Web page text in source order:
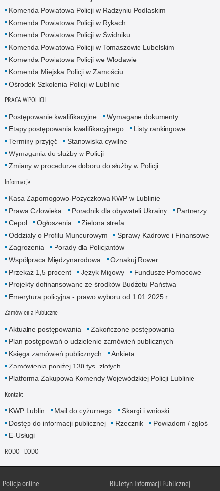
Komenda Powiatowa Policji w Radzyniu Podlaskim
Komenda Powiatowa Policji w Rykach
Komenda Powiatowa Policji w Świdniku
Komenda Powiatowa Policji w Tomaszowie Lubelskim
Komenda Powiatowa Policji we Włodawie
Komenda Miejska Policji w Zamościu
Ośrodek Szkolenia Policji w Lublinie
PRACA W POLICJI
Postępowanie kwalifikacyjne
Wymagane dokumenty
Etapy postępowania kwalifikacyjnego
Listy rankingowe
Terminy przyjęć
Stanowiska cywilne
Wymagania do służby w Policji
Zmiany w procedurze doboru do służby w Policji
Informacje
Kasa Zapomogowo-Pożyczkowa KWP w Lublinie
Prawa Człowieka
Poradnik dla obywateli Ukrainy
Partnerzy
Cepol
Ogłoszenia
Zielona strefa
Oddziały o Profilu Mundurowym
Sprawy Kadrowe i Finansowe
Zagrożenia
Porady dla Policjantów
Współpraca Międzynarodowa
Oznakuj Rower
Przekaż 1,5 procent
Język Migowy
Fundusze Pomocowe
Projekty dofinansowane ze środków Budżetu Państwa
Emerytura policyjna - prawo wyboru od 1.01.2025 r.
Zamówienia Publiczne
Aktualne postępowania
Zakończone postępowania
Plan postępowań o udzielenie zamówień publicznych
Księga zamówień publicznych
Ankieta
Zamówienia poniżej 130 tys. złotych
Platforma Zakupowa Komendy Wojewódzkiej Policji Lublinie
Kontakt
KWP Lublin Mail do dyżurnego
Skargi i wnioski
Dostęp do informacji publicznej
Rzecznik
Powiadom / zgłoś
E-Usługi
RODO - DODO
Policja online Biuletyn Informacji Publicznej